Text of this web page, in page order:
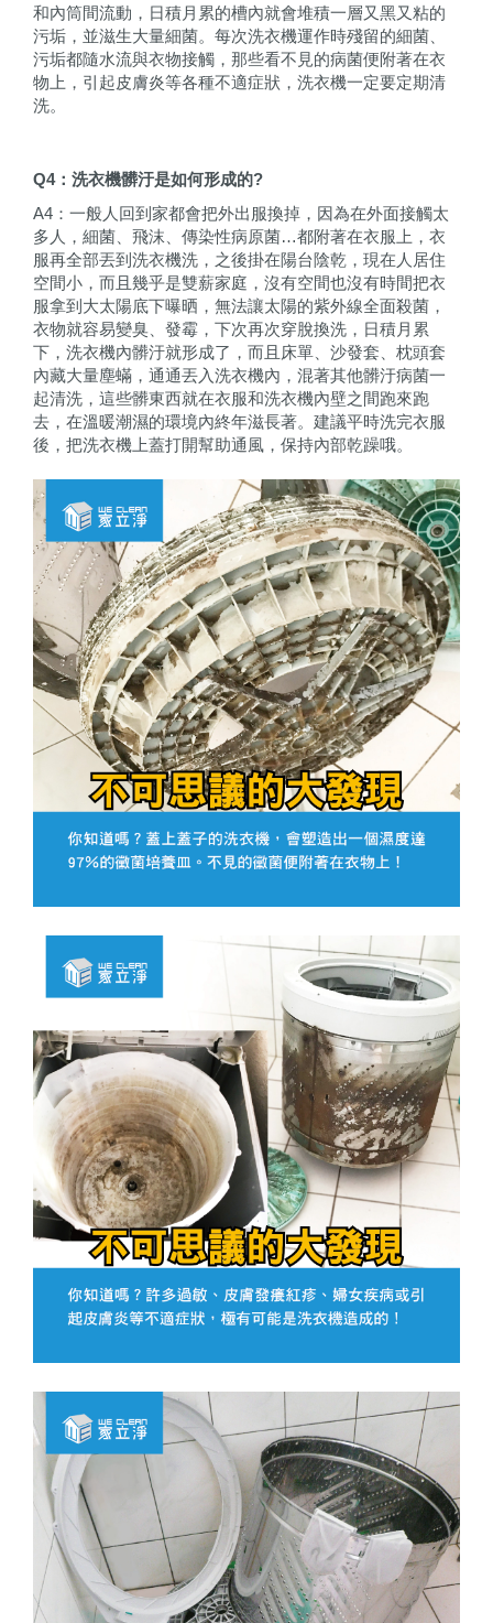
和內筒間流動，日積月累的槽內就會堆積一層又黑又粘的
污垢，並滋生大量細菌。每次洗衣機運作時殘留的細菌、
污垢都隨水流與衣物接觸，那些看不見的病菌便附著在衣
物上，引起皮膚炎等各種不適症狀，洗衣機一定要定期清
洗。
Q4：洗衣機髒汙是如何形成的?
A4：一般人回到家都會把外出服換掉，因為在外面接觸太
多人，細菌、飛沫、傳染性病原菌…都附著在衣服上，衣
服再全部丟到洗衣機洗，之後掛在陽台陰乾，現在人居住
空間小，而且幾乎是雙薪家庭，沒有空間也沒有時間把衣
服拿到大太陽底下曝晒，無法讓太陽的紫外線全面殺菌，
衣物就容易變臭、發霉，下次再次穿脫換洗，日積月累
下，洗衣機內髒汙就形成了，而且床單、沙發套、枕頭套
內藏大量塵蟎，通通丟入洗衣機內，混著其他髒汙病菌一
起清洗，這些髒東西就在衣服和洗衣機內壁之間跑來跑
去，在溫暖潮濕的環境內終年滋長著。建議平時洗完衣服
後，把洗衣機上蓋打開幫助通風，保持內部乾躁哦。